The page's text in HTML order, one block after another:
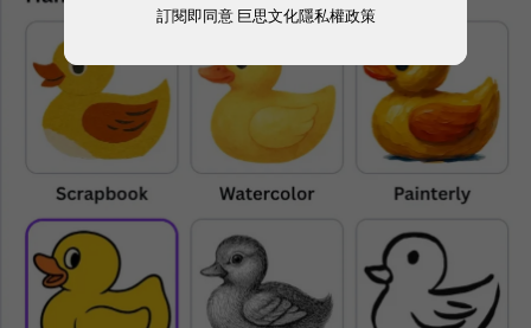
訂閱即同意 巨思文化隱私權政策